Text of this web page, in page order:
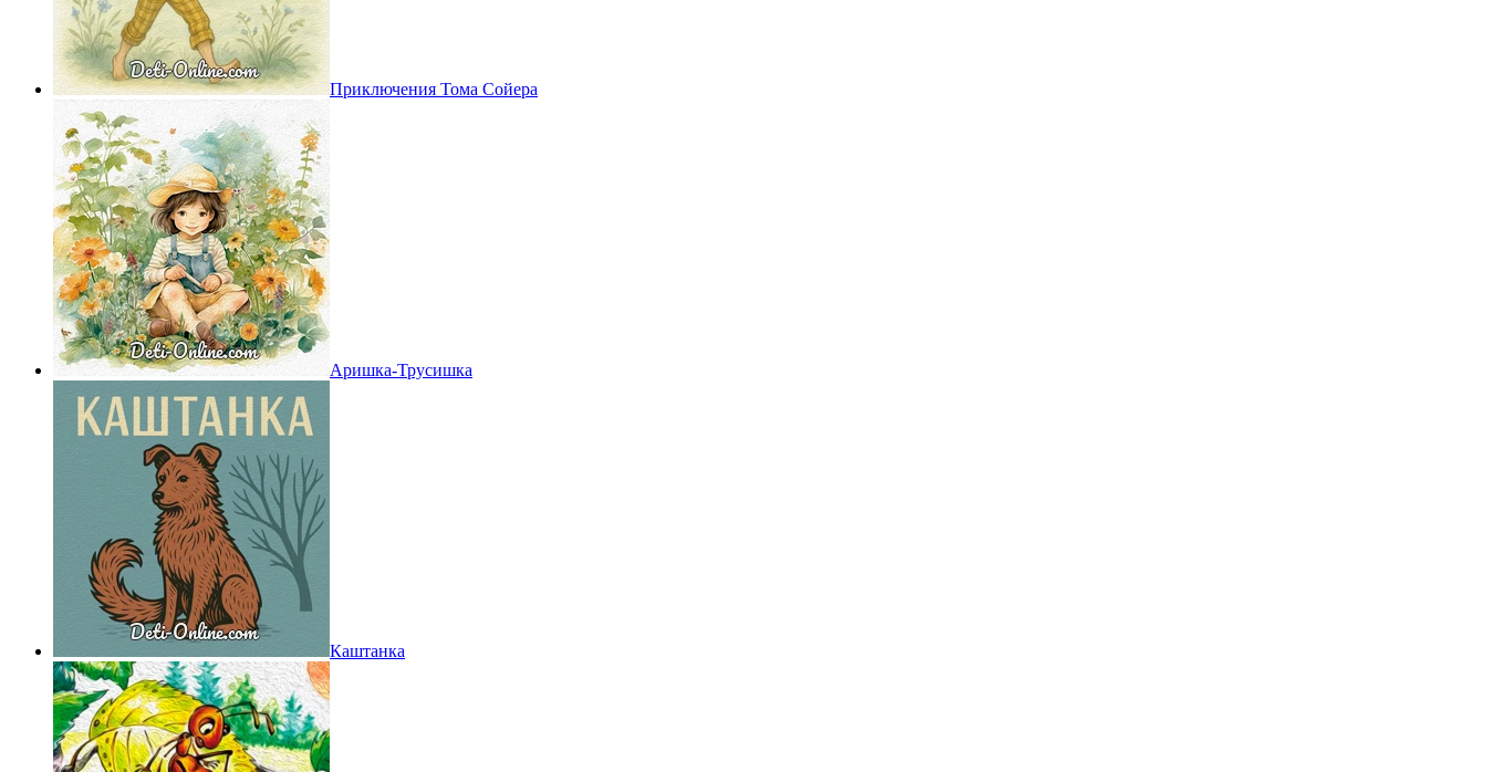
Приключения Тома Сойера
Аришка-Трусишка
Каштанка